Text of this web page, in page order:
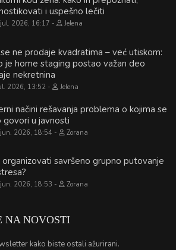
i uspešno lečiti
2026, 16:17 Jelena
ne prodaje kvadratima – već utiskom:
je home staging postao važan deo
nekretnina
2026, 13:52 Jelena
načini rešavanja problema o kojima se
govori u javnosti
2026, 18:54 Zorana
organizovati savršeno grupno putovanje
2026, 18:53 Zorana
NA NOVOSTI
kako biste ostali ažurirani.